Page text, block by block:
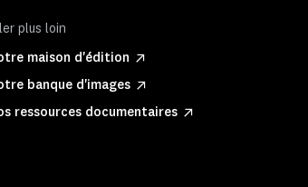
plus loin
maison d'édition
banque d'images
ressources documentaires